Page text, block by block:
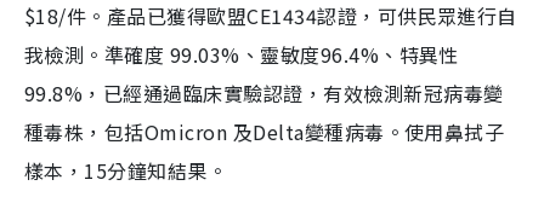
$18/件。產品已獲得歐盟CE1434認證，可供民眾進行自
我檢測。準確度 99.03%、靈敏度96.4%、特異性
99.8%，已經通過臨床實驗認證，有效檢測新冠病毒變
種毒株，包括Omicron 及Delta變種病毒。使用鼻拭子
樣本，15分鐘知結果。